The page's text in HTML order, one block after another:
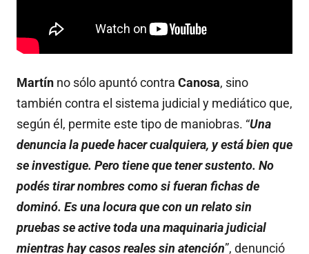
Martín no sólo apuntó contra Canosa, sino
también contra el sistema judicial y mediático que,
según él, permite este tipo de maniobras. “Una
denuncia la puede hacer cualquiera, y está bien que
se investigue. Pero tiene que tener sustento. No
podés tirar nombres como si fueran fichas de
dominó. Es una locura que con un relato sin
pruebas se active toda una maquinaria judicial
mientras hay casos reales sin atención”, denunció